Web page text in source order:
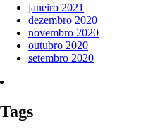
janeiro 2021
dezembro 2020
novembro 2020
outubro 2020
setembro 2020
Tags